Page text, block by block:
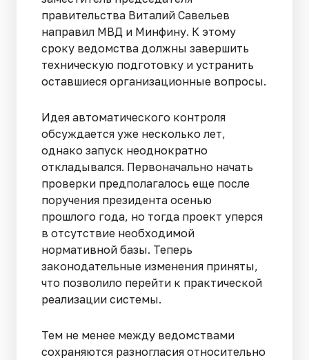
правительства Виталий Савельев
направил МВД и Минфину. К этому
сроку ведомства должны завершить
техническую подготовку и устранить
оставшиеся организационные вопросы.
Идея автоматического контроля
обсуждается уже несколько лет,
однако запуск неоднократно
откладывался. Первоначально начать
проверки предполагалось еще после
поручения президента осенью
прошлого года, но тогда проект уперся
в отсутствие необходимой
нормативной базы. Теперь
законодательные изменения приняты,
что позволило перейти к практической
реализации системы.
Тем не менее между ведомствами
сохраняются разногласия относительно